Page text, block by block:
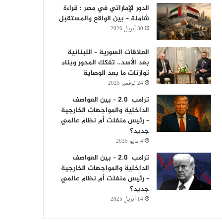
الدور الإماراتي في مصر : قراءة
شاملة – بين الواقع والمستقبل
30 أبريل 2026
العلاقات السورية – اللبنانية
بعد الأسد.. تفكك المحور وبناء
توازنات ما بعد الوصاية
24 نوفمبر 2025
ترامب 2.0 – بين العواصف
الداخلية والمواجهات الخارجية
– رئيس منفلت أم نظام عالمي
جديد؟
4 مايو 2025
ترامب 2.0 – بين العواصف
الداخلية والمواجهات الخارجية
– رئيس منفلت أم نظام عالمي
جديد؟
14 أبريل 2025